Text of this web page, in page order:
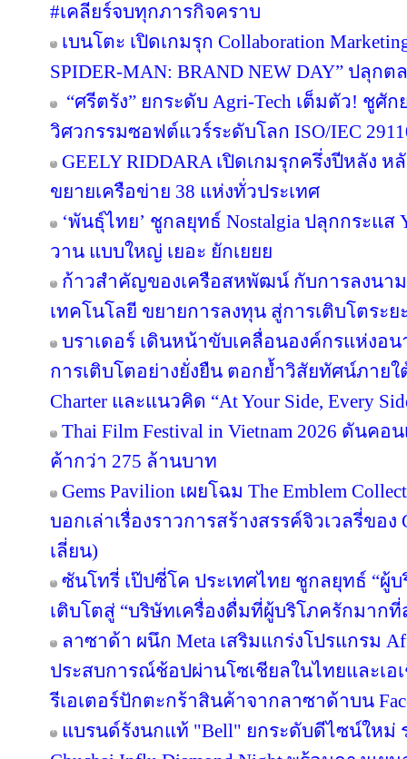
#เคลียร์จบทุกภารกิจคราบ
เบนโตะ เปิดเกมรุก Collaboration
SPIDER-MAN: BRAND NEW DAY” ปลุ
“ศรีตรัง” ยกระดับ Agri-Tech เต็มตัว! ชู
วิศวกรรมซอฟต์แวร์ระดับโลก ISO/IEC
GEELY RIDDARA เปิดเกมรุกครึ่งปีหลัง
ขยายเครือข่าย 38 แห่งทั่วประเทศ
‘พันธุ์ไทย’ ชูกลยุทธ์ Nostalgia ปลุกกระแ
วาน แบบใหญ่ เยอะ ยักเยยย
ก้าวสำคัญของเครือสหพัฒน์ กับการลงนา
เทคโนโลยี ขยายการลงทุน สู่การเติบโตระย
บราเดอร์ เดินหน้าขับเคลื่อนองค์กรแห่งอ
การเติบโตอย่างยั่งยืน ตอกย้ำวิสัยทัศน์ภายใต้
Charter และแนวคิด “At Your Side, Every
Thai Film Festival in Vietnam 2026 ดันค
ค้ากว่า 275 ล้านบาท
Gems Pavilion เผยโฉม The Emblem
บอกเล่าเรื่องราวการสร้างสรรค์จิวเวลรี่ของ
เลี่ยน)
ซันโทรี่ เป๊ปซี่โค ประเทศไทย ชูกลยุทธ์ “ผู้
เติบโตสู่ “บริษัทเครื่องดื่มที่ผู้บริโภครักมากที่
ลาซาด้า ผนึก Meta เสริมแกร่งโปรแกรม
ประสบการณ์ช้อปผ่านโซเชียลในไทยและเอ
รีเอเตอร์ปักตะกร้าสินค้าจากลาซาด้าบน
แบรนด์รังนกแท้ "Bell" ยกระดับดีไซน์ใหม่